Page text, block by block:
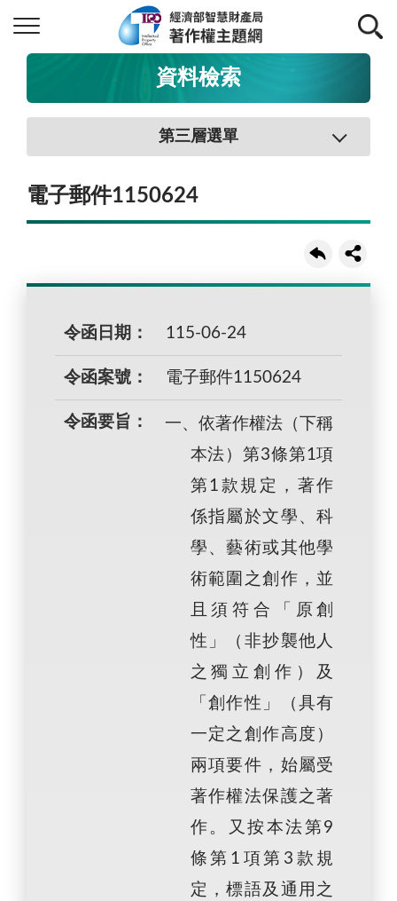
資料檢索
第三層選單
電子郵件1150624
令函日期： 115-06-24
令函案號： 電子郵件1150624
令函要旨：
一、依著作權法（下稱
本法）第3條第1項
第1款規定，著作
係指屬於文學、科
學、藝術或其他學
術範圍之創作，並
且須符合「原創
性」（非抄襲他人
之獨立創作）及
「創作性」（具有
一定之創作高度）
兩項要件，始屬受
著作權法保護之著
作。又按本法第9
條第1項第3款規
定，標語及通用之